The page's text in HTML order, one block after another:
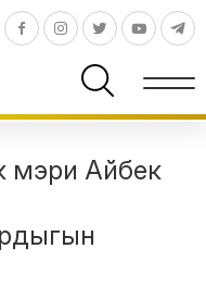
мэри Айбек